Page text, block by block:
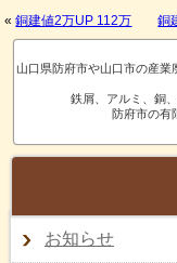
«銅建値2万UP 112万 銅
山口県防府市や山口市の産
鉄屑、アルミ、銅
防府市の有
お知らせ